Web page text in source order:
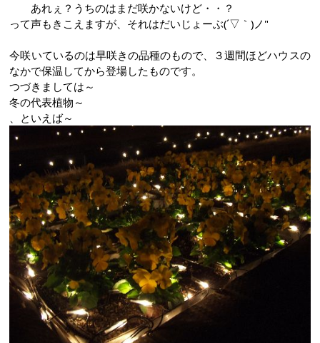
あれぇ？うちのはまだ咲かないけど・・？
って声もきこえますが、それはだいじょーぶ(´▽｀)ノ"
今咲いているのは早咲きの品種のもので、３週間ほどハウスの
なかで保温してから登場したものです。
つづきましては～
冬の代表植物～
、といえば～